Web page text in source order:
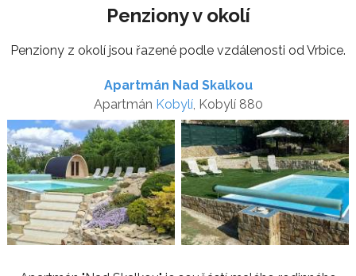
Penziony v okolí
Penziony z okolí jsou řazené podle vzdálenosti od Vrbice.
Apartmán Nad Skalkou
Apartmán Kobylí, Kobylí 880